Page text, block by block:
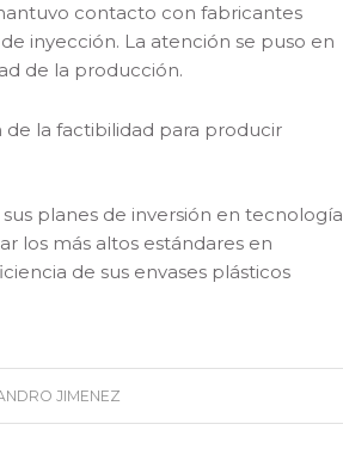
contacto con fabricantes
inyección. La atención se puso en
de la producción.
de la factibilidad para producir
planes de inversión en tecnología
los más altos estándares en
de sus envases plásticos
JIMENEZ